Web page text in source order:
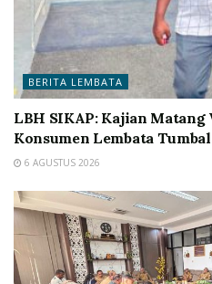
BERITA LEMBATA
LBH SIKAP: Kajian Matang
Konsumen Lembata
6 AGUSTUS 2026